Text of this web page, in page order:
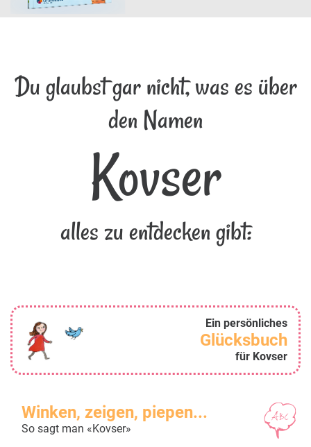
Du glaubst gar nicht, was es über
den Namen
Kovser
alles zu entdecken gibt:
Ein persönliches
Glücksbuch
für Kovser
Winken, zeigen, piepen...
So sagt man «Kovser»